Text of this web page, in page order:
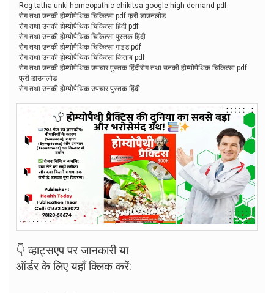
Rog tatha unki homeopathic chikitsa google high demand pdf
रोग तथा उनकी होम्योपैथिक चिकित्सा pdf फ्री डाउनलोड
रोग तथा उनकी होम्योपैथिक चिकित्सा हिंदी pdf
रोग तथा उनकी होम्योपैथिक चिकित्सा पुस्तक हिंदी
रोग तथा उनकी होम्योपैथिक चिकित्सा गाइड pdf
रोग तथा उनकी होम्योपैथिक चिकित्सा किताब pdf
रोग तथा उनकी होम्योपैथिक उपचार पुस्तक हिंदीरोग तथा उनकी होम्योपैथिक चिकित्सा pdf
फ्री डाउनलोड
रोग तथा उनकी होम्योपैथिक उपचार पुस्तक हिंदी
👇 व्हाट्सएप पर जानकारी या
ऑर्डर के लिए यहाँ क्लिक करें: